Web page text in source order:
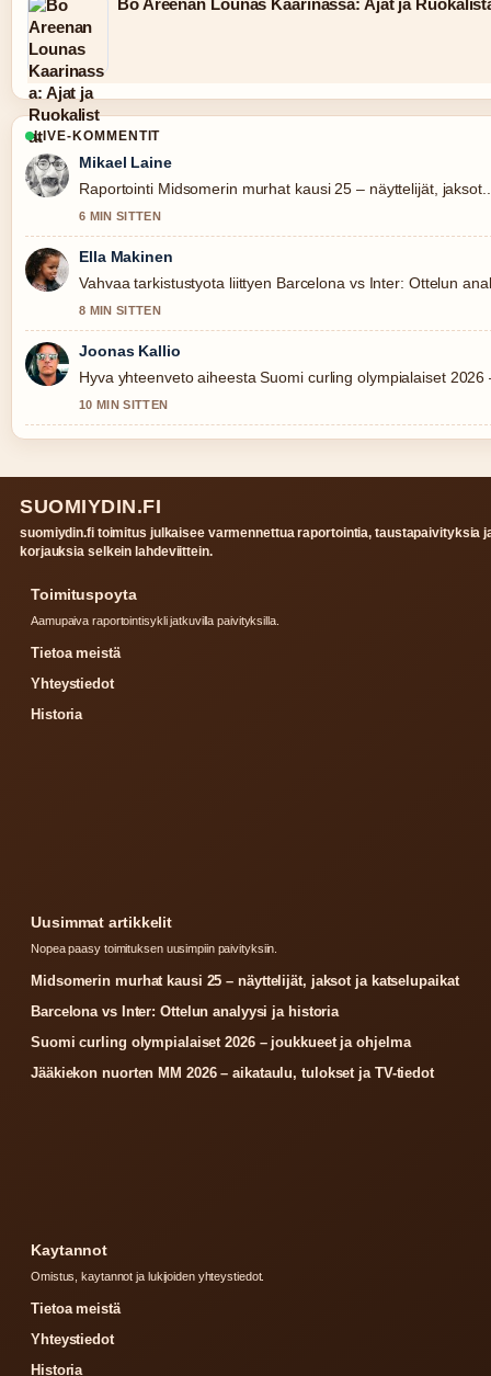
LIVE-KOMMENTIT
Mikael Laine
Raportointi Midsomerin murhat kausi 25 – näyttelijät,
6 MIN SITTEN
Ella Makinen
Vahvaa tarkistustyota liittyen Barcelona vs Inter: Ottelun
8 MIN SITTEN
Joonas Kallio
Hyva yhteenveto aiheesta Suomi curling olympialaiset
10 MIN SITTEN
SUOMIYDIN.FI
suomiydin.fi toimitus julkaisee varmennettua raportointia, taustapaivityksia
korjauksia selkein lahdeviittein.
Toimituspoyta
Aamupaiva raportointisykli jatkuvilla paivityksilla.
Tietoa meistä
Yhteystiedot
Historia
Uusimmat artikkelit
Nopea paasy toimituksen uusimpiin paivityksiin.
Midsomerin murhat kausi 25 – näyttelijät, jaksot ja katselupaikat
Barcelona vs Inter: Ottelun analyysi ja historia
Suomi curling olympialaiset 2026 – joukkueet ja ohjelma
Jääkiekon nuorten MM 2026 – aikataulu, tulokset ja TV-tiedot
Kaytannot
Omistus, kaytannot ja lukijoiden yhteystiedot.
Tietoa meistä
Yhteystiedot
Historia